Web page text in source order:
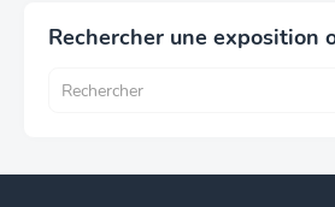
Rechercher une exposition